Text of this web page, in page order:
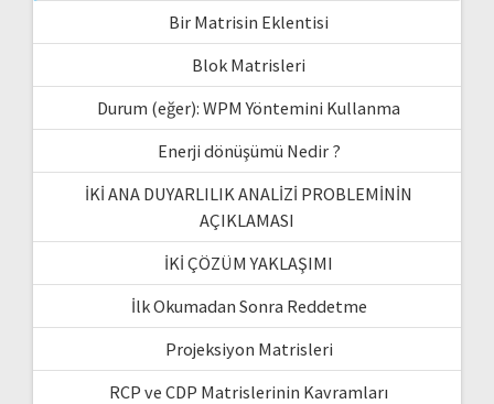
Bir Matrisin Eklentisi
Blok Matrisleri
Durum (eğer): WPM Yöntemini Kullanma
Enerji dönüşümü Nedir ?
İKİ ANA DUYARLILIK ANALİZİ PROBLEMİNİN
AÇIKLAMASI
İKİ ÇÖZÜM YAKLAŞIMI
İlk Okumadan Sonra Reddetme
Projeksiyon Matrisleri
RCP ve CDP Matrislerinin Kavramları